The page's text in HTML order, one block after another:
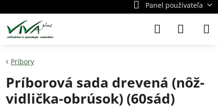
Panel používateľa
Príbory
Príborová sada drevená (nôž-
vidlička-obrúsok) (60sád)